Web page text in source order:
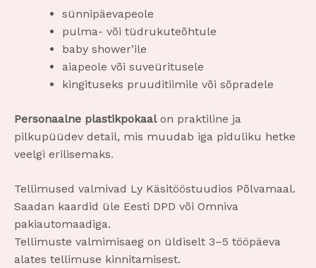
sünnipäevapeole
pulma- või tüdrukuteõhtule
baby shower’ile
aiapeole või suveüritusele
kingituseks pruuditiimile või sõpradele
Personaalne plastikpokaalon praktiline ja
pilkupüüdev detail, mis muudab iga piduliku hetke
veelgi erilisemaks.
Tellimused valmivad Ly Käsitööstuudios Põlvamaal.
Saadan kaardid üle Eesti DPD või Omniva
pakiautomaadiga.
Tellimuste valmimisaeg on üldiselt 3–5 tööpäeva
alates tellimuse kinnitamisest.